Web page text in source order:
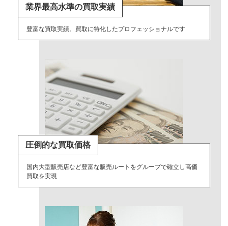
業界最高水準の買取実績
豊富な買取実績。買取に特化したプロフェッショナルです
圧倒的な買取価格
国内大型販売店など豊富な販売ルートをグループで確立し高価
買取を実現